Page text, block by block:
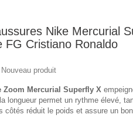
Nike Mercurial
FG Cristiano Ronaldo
Nouveau produit
Zoom Mercurial Superfly X
longueur permet un rythme élevé,
côtés réduit le poids et assure un